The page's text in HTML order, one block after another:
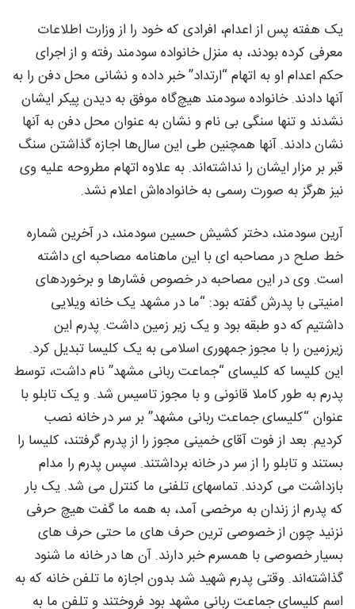
یک هفته پس از اعدام، افرادی که خود را از وزارت اطلاعات
معرفی کرده بودند، به منزل خانواده سودمند رفته و از اجرای
حکم اعدام او به اتهام “ارتداد” خبر داده و نشانی محل دفن را به
آنها دادند. خانواده سودمند هیچ‌گاه موفق به دیدن پیکر ایشان
نشدند و تنها سنگی بی نام و نشان به عنوان محل دفن به آنها
نشان دادند. آنها همچنین طی این سال‌ها اجازه گذاشتن سنگ
قبر بر مزار ایشان را نداشته‌اند. به علاوه اتهام مطروحه علیه وی
نیز هرگز به صورت رسمی به خانواده‌اش اعلام نشد.
آرین سودمند، دختر کشیش حسین سودمند، در آخرین شماره
خط صلح در مصاحبه ای با این ماهنامه مصاحبه ‌ای داشته
است. وی در این مصاحبه در خصوص فشارها و برخوردهای
امنیتی با پدرش گفته بود: “ما در مشهد یک خانه ویلایی
داشتیم که دو طبقه بود و یک زیر زمین داشت. پدرم این
زیرزمین را با مجوز جمهوری اسلامی به یک کلیسا تبدیل کرد.
این کلیسا که کلیسای “جماعت ربانی مشهد” نام داشت، توسط
پدرم به طور کاملا قانونی و با مجوز تاسیس شد. و یک تابلو با
عنوان “کلیسای جماعت ربانی مشهد” بر سر در خانه نصب
کردیم. بعد از فوت آقای خمینی مجوز را از پدرم گرفتند، کلیسا را
بستند و تابلو را از سر در خانه برداشتند. سپس پدرم را مدام
بازداشت می کردند. تماسهای تلفنی ما کنترل می شد. یک بار
که پدرم از زندان به مرخصی آمد، به همه ما گفت هیچ حرفی
نزنید چون از خصوصی ترین حرف های ما حتی حرف های
بسیار خصوصی با همسرم خبر دارند. آن ها در خانه ما شنود
گذاشته‌اند. وقتی پدرم شهید شد بدون اجازه ما تلفن خانه که به
اسم کلیسای جماعت ربانی مشهد بود فروختند و تلفن ما به